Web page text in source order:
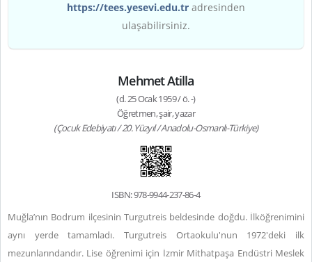
https://tees.yesevi.edu.tr adresinden
ulaşabilirsiniz.
Mehmet Atilla
(d. 25 Ocak 1959 / ö. -)
Öğretmen, şair, yazar
(Çocuk Edebiyatı / 20. Yüzyıl / Anadolu-Osmanlı-Türkiye)
ISBN: 978-9944-237-86-4
Muğla’nın Bodrum ilçesinin Turgutreis beldesinde doğdu. İlköğrenimini
aynı yerde tamamladı. Turgutreis Ortaokulu'nun 1972'deki ilk
mezunlarındandır. Lise öğrenimi için İzmir Mithatpaşa Endüstri Meslek